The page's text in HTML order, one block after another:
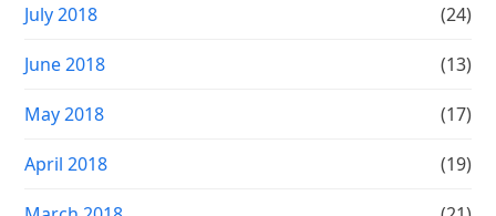
July 2018 (24)
June 2018 (13)
May 2018 (17)
April 2018 (19)